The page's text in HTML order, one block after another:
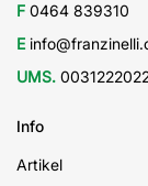
F 0464 839310
E
UMS.
Info
Artikel